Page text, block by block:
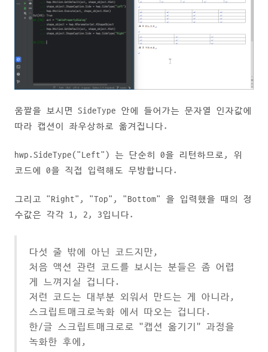
움짤을 보시면 SideType 안에 들어가는 문자열 인자값에
따라 캡션이 좌우상하로 옮겨집니다.
hwp.SideType("Left") 는 단순히 0을 리턴하므로, 위
코드에 0을 직접 입력해도 무방합니다.
그리고 "Right", "Top", "Bottom" 을 입력했을 때의 정
수값은 각각 1, 2, 3입니다.
다섯 줄 밖에 아닌 코드지만,
처음 액션 관련 코드를 보시는 분들은 좀 어렵
게 느껴지실 겁니다.
저런 코드는 대부분 외워서 만드는 게 아니라,
스크립트매크로녹화 에서 따오는 겁니다.
한/글 스크립트매크로로 "캡션 옮기기" 과정을
녹화한 후에,